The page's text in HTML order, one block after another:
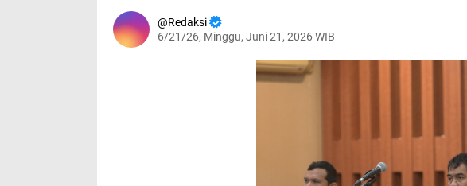
Redaksi
6/21/26, Minggu, Juni 21, 2026 WIB